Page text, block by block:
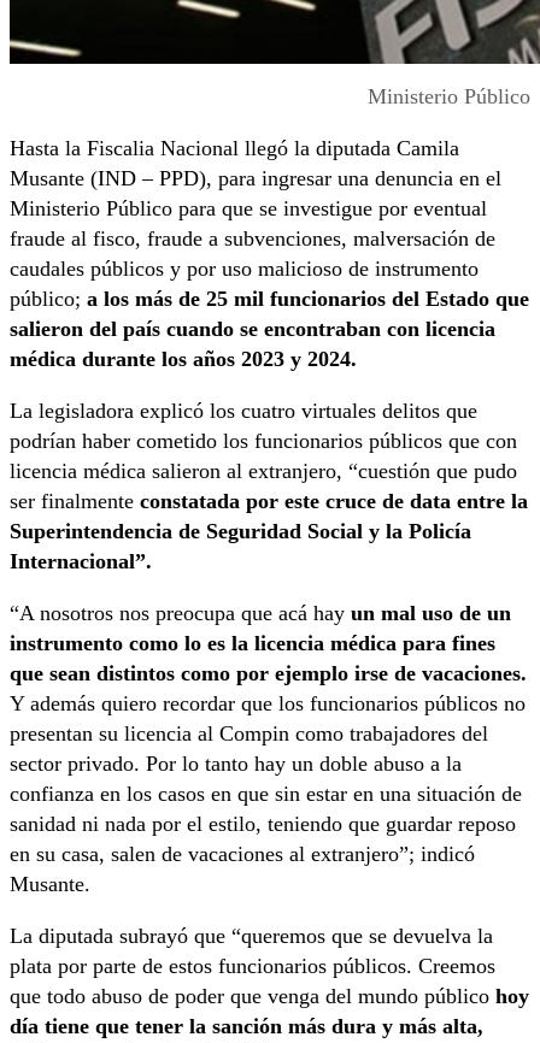
Ministerio Público
Hasta la Fiscalia Nacional llegó la diputada Camila
Musante (IND – PPD), para ingresar una denuncia en el
Ministerio Público para que se investigue por eventual
fraude al fisco, fraude a subvenciones, malversación de
caudales públicos y por uso malicioso de instrumento
público; a los más de 25 mil funcionarios del Estado que
salieron del país cuando se encontraban con licencia
médica durante los años 2023 y 2024.
La legisladora explicó los cuatro virtuales delitos que
podrían haber cometido los funcionarios públicos que con
licencia médica salieron al extranjero, “cuestión que pudo
ser finalmente constatada por este cruce de data entre la
Superintendencia de Seguridad Social y la Policía
Internacional”.
“A nosotros nos preocupa que acá hay un mal uso de un
instrumento como lo es la licencia médica para fines
que sean distintos como por ejemplo irse de vacaciones.
Y además quiero recordar que los funcionarios públicos no
presentan su licencia al Compin como trabajadores del
sector privado. Por lo tanto hay un doble abuso a la
confianza en los casos en que sin estar en una situación de
sanidad ni nada por el estilo, teniendo que guardar reposo
en su casa, salen de vacaciones al extranjero”; indicó
Musante.
La diputada subrayó que “queremos que se devuelva la
plata por parte de estos funcionarios públicos. Creemos
que todo abuso de poder que venga del mundo público hoy
día tiene que tener la sanción más dura y más alta,